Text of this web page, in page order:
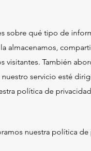
sobre qué tipo de
almacenamos,
visitantes. También
servicio esté
política de
nuestra política